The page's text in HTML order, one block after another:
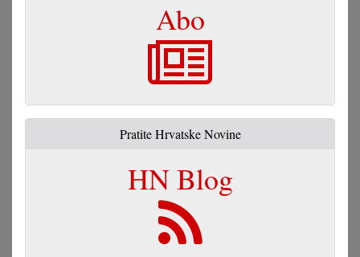
Abo
Pratite Hrvatske Novine
HN Blog